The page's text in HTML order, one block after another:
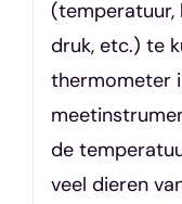
(temperatuur,
druk, etc.) te
thermometer
de
veel dieren